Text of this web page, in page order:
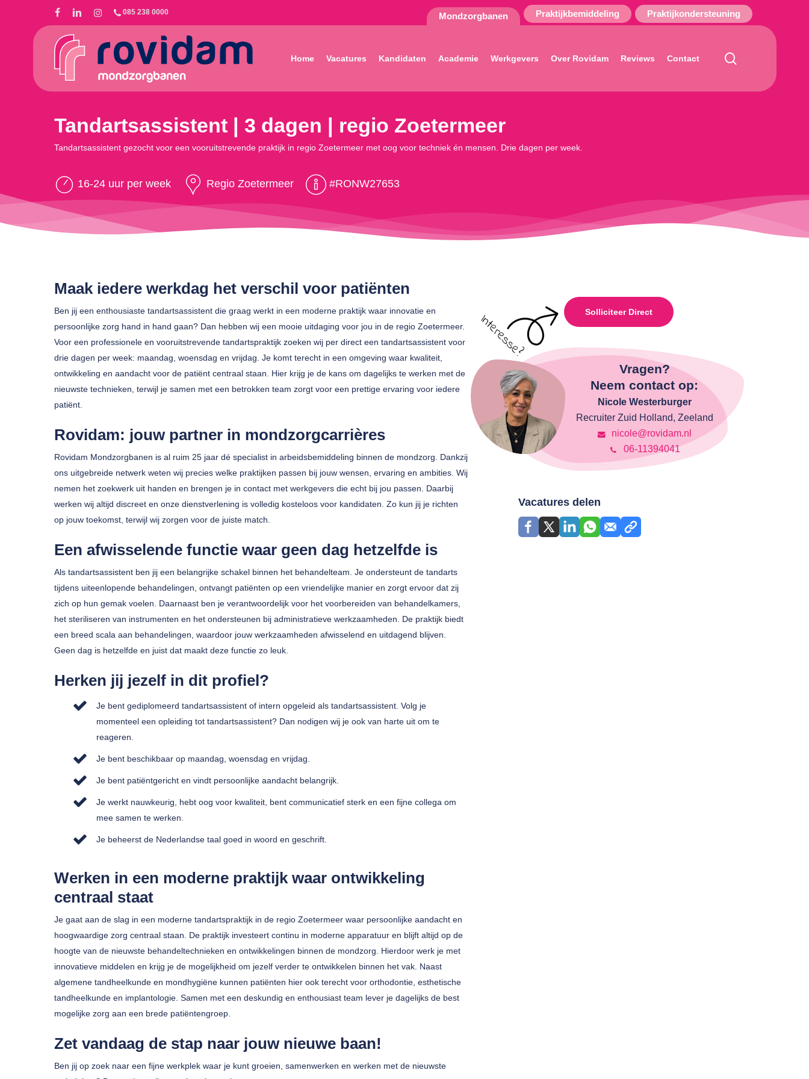
085 238 0000 Mondzorgbanen Praktijkbemiddeling Praktijkondersteuning
Druk op enter om te zoeken of ESC om te sluiten
Home Vacatures Kandidaten Academie Werkgevers Over Rovidam Reviews Contact
Tandartsassistent | 3 dagen | regio Zoetermeer
Tandartsassistent gezocht voor een vooruitstrevende praktijk in regio Zoetermeer met oog voor techniek én mensen. Drie dagen per week.
16-24 uur per week Regio Zoetermeer #RONW27653
Maak iedere werkdag het verschil voor patiënten
Ben jij een enthousiaste tandartsassistent die graag werkt in een moderne praktijk waar innovatie en
persoonlijke zorg hand in hand gaan? Dan hebben wij een mooie uitdaging voor jou in de regio Zoetermeer.
Voor een professionele en vooruitstrevende tandartspraktijk zoeken wij per direct een tandartsassistent voor
drie dagen per week: maandag, woensdag en vrijdag. Je komt terecht in een omgeving waar kwaliteit,
ontwikkeling en aandacht voor de patiënt centraal staan. Hier krijg je de kans om dagelijks te werken met de
nieuwste technieken, terwijl je samen met een betrokken team zorgt voor een prettige ervaring voor iedere
patiënt.
Rovidam: jouw partner in mondzorgcarrières
Rovidam Mondzorgbanen is al ruim 25 jaar dé specialist in arbeidsbemiddeling binnen de mondzorg. Dankzij
ons uitgebreide netwerk weten wij precies welke praktijken passen bij jouw wensen, ervaring en ambities. Wij
nemen het zoekwerk uit handen en brengen je in contact met werkgevers die echt bij jou passen. Daarbij
werken wij altijd discreet en onze dienstverlening is volledig kosteloos voor kandidaten. Zo kun jij je richten
op jouw toekomst, terwijl wij zorgen voor de juiste match.
Een afwisselende functie waar geen dag hetzelfde is
Als tandartsassistent ben jij een belangrijke schakel binnen het behandelteam. Je ondersteunt de tandarts
tijdens uiteenlopende behandelingen, ontvangt patiënten op een vriendelijke manier en zorgt ervoor dat zij
zich op hun gemak voelen. Daarnaast ben je verantwoordelijk voor het voorbereiden van behandelkamers,
het steriliseren van instrumenten en het ondersteunen bij administratieve werkzaamheden. De praktijk biedt
een breed scala aan behandelingen, waardoor jouw werkzaamheden afwisselend en uitdagend blijven.
Geen dag is hetzelfde en juist dat maakt deze functie zo leuk.
Herken jij jezelf in dit profiel?
Je bent gediplomeerd tandartsassistent of intern opgeleid als tandartsassistent. Volg je
momenteel een opleiding tot tandartsassistent? Dan nodigen wij je ook van harte uit om te
reageren.
Je bent beschikbaar op maandag, woensdag en vrijdag.
Je bent patiëntgericht en vindt persoonlijke aandacht belangrijk.
Je werkt nauwkeurig, hebt oog voor kwaliteit, bent communicatief sterk en een fijne collega om
mee samen te werken.
Je beheerst de Nederlandse taal goed in woord en geschrift.
Werken in een moderne praktijk waar ontwikkeling
centraal staat
Je gaat aan de slag in een moderne tandartspraktijk in de regio Zoetermeer waar persoonlijke aandacht en
hoogwaardige zorg centraal staan. De praktijk investeert continu in moderne apparatuur en blijft altijd op de
hoogte van de nieuwste behandeltechnieken en ontwikkelingen binnen de mondzorg. Hierdoor werk je met
innovatieve middelen en krijg je de mogelijkheid om jezelf verder te ontwikkelen binnen het vak. Naast
algemene tandheelkunde en mondhygiëne kunnen patiënten hier ook terecht voor orthodontie, esthetische
tandheelkunde en implantologie. Samen met een deskundig en enthousiast team lever je dagelijks de best
mogelijke zorg aan een brede patiëntengroep.
Zet vandaag de stap naar jouw nieuwe baan!
Ben jij op zoek naar een fijne werkplek waar je kunt groeien, samenwerken en werken met de nieuwste
Solliciteer Direct
Vragen?
Neem contact op:
Nicole Westerburger
Recruiter Zuid Holland, Zeeland
nicole@rovidam.nl
06-11394041
Vacatures delen